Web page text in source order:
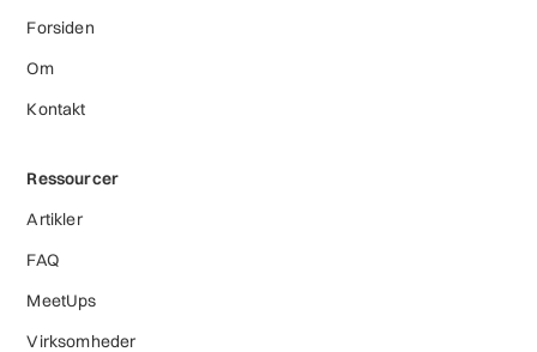
Forsiden
Om
Kontakt
Ressourcer
Artikler
FAQ
MeetUps
Virksomheder